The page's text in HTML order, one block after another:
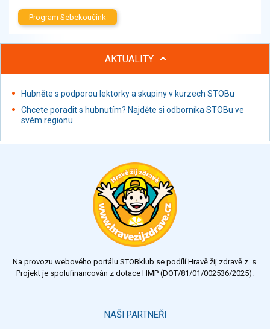
Program Sebekoučink
AKTUALITY
Hubněte s podporou lektorky a skupiny v kurzech STOBu
Chcete poradit s hubnutím? Najděte si odborníka STOBu ve
svém regionu
Na provozu webového portálu STOBklub se podílí Hravě žij zdravě z. s.
Projekt je spolufinancován z dotace HMP (DOT/81/01/002536/2025).
NAŠI PARTNEŘI